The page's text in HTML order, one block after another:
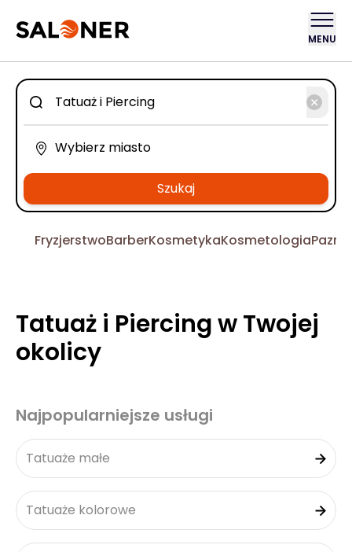
MENU
Szukaj
FryzjerstwoBarberKosmetykaKosmetologia
Tatuaż i Piercing w Twojej
okolicy
Najpopularniejsze usługi
Tatuaże małe
Tatuaże kolorowe